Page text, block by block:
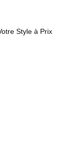
Style à Prix